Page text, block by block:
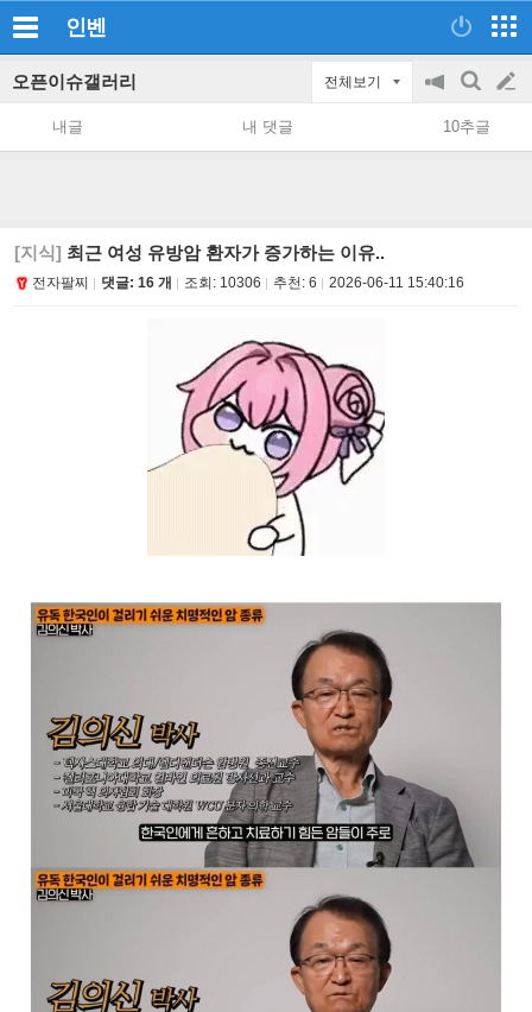
인벤
오픈이슈갤러리 전체보기
공
지
on/off
검
색
글
쓰
내글 내 댓글 10추글
[지식] 최근 여성 유방암 환자가 증가하는 이유..
전자팔찌 댓글: 16 개 조회: 10306 추천: 6 2026-06-11 15:40:16